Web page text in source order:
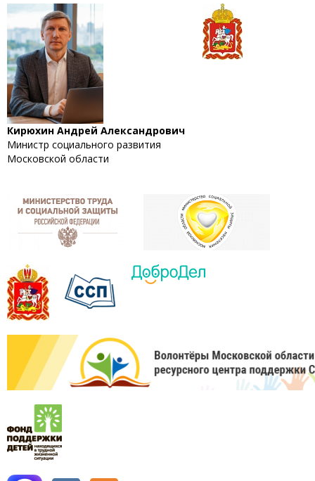
Кирюхин Андрей Александрович
Министр социального развития
Московской области